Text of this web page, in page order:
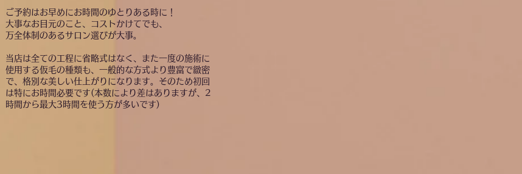
ご予約はお早めにお時間のゆとりある時に！
大事なお目元のこと、コストかけてでも、
万全体制のあるサロン選びが大事​。
当店は全ての工程に省略式はなく、また一度の施術に
使用する仮毛の種類も、一般的な方式より豊富で緻密
で、格別な美しい仕上がりになります。そのため初回
は特にお時間必要です(本数により差はありますが、2
時間から最大3時間を使う方が多いです)